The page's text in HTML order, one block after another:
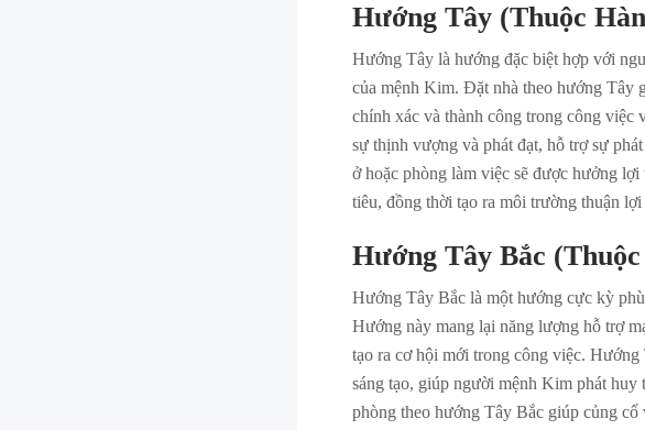
Hướng Tây (Thuộc
Hướng Tây là hướng đặc biệt hợp với
của mệnh Kim. Đặt nhà theo hướng Tây
chính xác và thành công trong công việc
sự thịnh vượng và phát đạt, hỗ trợ sự
ở hoặc phòng làm việc sẽ được hưởng
tiêu, đồng thời tạo ra môi trường thuận lợi
Hướng Tây Bắc
Hướng Tây Bắc là một hướng cực kỳ
Hướng này mang lại năng lượng hỗ trợ
tạo ra cơ hội mới trong công việc.
sáng tạo, giúp người mệnh Kim phát huy
phòng theo hướng Tây Bắc giúp củng